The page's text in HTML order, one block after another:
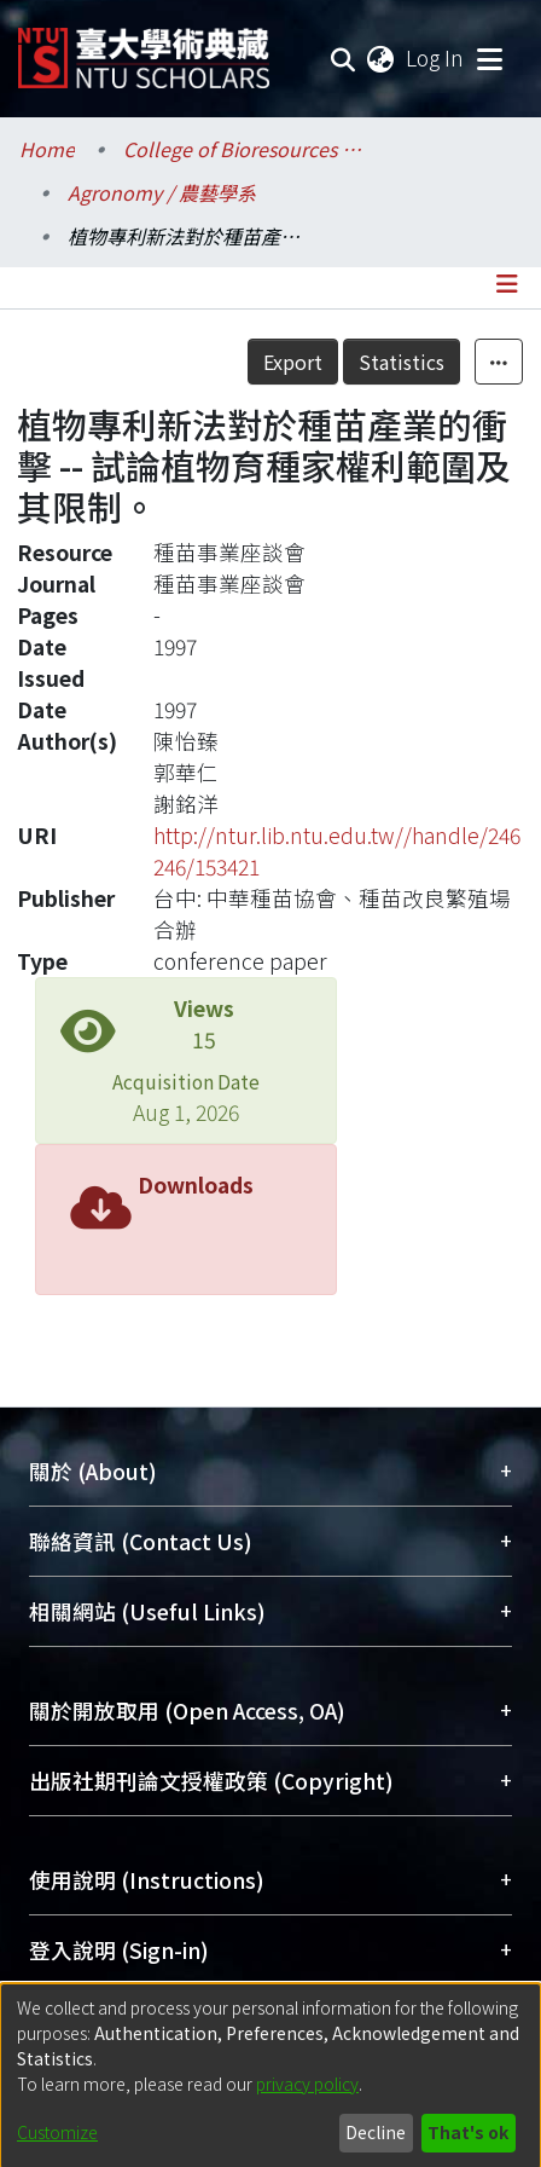
Log In
Communities & Collections
Research Outputs
Statistics
Home
College of Bioresources and Agriculture / 生物資源暨農學院
Agronomy / 農藝學系
植物專利新法對於種苗產業的衝擊 -- 試論植物育種家權利範圍及其限制。
Details
Export Statistics
植物專利新法對於種苗產業的衝
擊 -- 試論植物育種家權利範圍及
其限制。
Resource
種苗事業座談會
Journal
種苗事業座談會
Pages
-
Date
Issued
1997
Date
1997
Author(s)
陳怡臻
郭華仁
謝銘洋
URI
http://ntur.lib.ntu.edu.tw//handle/246
246/153421
Publisher
台中: 中華種苗協會、種苗改良繁殖場
合辦
Type
conference paper
Views
15
Acquisition Date
Aug 1, 2026
Downloads
關於 (About) +
臺大位居世界頂尖大學之列，為永久珍藏及向國際
展現本校豐碩的研究成果及學術能量，圖書館整合
機構典藏（NTUR）與學術庫（AH）不同功能平
台，成為臺大學術典藏NTU scholars。期能整合研
成果。
To permanently archive and promote researcher
profiles and scholarly works, Library integrates the
services of “NTU Repository” with “Academic
聯絡資訊 (Contact Us) +
總館學科館員(Main Library)
醫學圖書館學科館員(Medical Library)
Sciences Library)
相關網站 (Useful Links) +
關於開放取用 (Open Access, OA) +
開放取用是從使用者角度提升資訊取用性的社會運
動，應用在學術研究上是透過將研究著作公開供使
用逐年攀升。同時可加速研究發展、提升研究影響
Archive）平台。 （點選深入了解OA）
出版社期刊論文授權政策 (Copyright) +
含部分內容的版權非匯入者所有，或由第三方贊
助與合作完成，請確認該版權所有者及第三方同
意提供此授權。
Please represent that the submission is your
original work, and that you have the right to
grant the rights to upload.
若欲上傳已出版的全文電子檔，可使用
policy finder
網站查詢，以確認出版單位之版權
政策。
使用說明 (Instructions) +
網站簡介(Quickstart Guide)
使用手冊(Instruction Manual)
線上預約服務(Booking Service)
登入說明 (Sign-in) +
方案一：臺灣大學計算機中心帳號登入
(With C&INC Email Account)
方案二：ORCID帳號登入(With ORCID)
匯入著作 (Submission) +
方案一：定期更新ORCID者，以ID匯入
for identifier (ORCID))
方案二：
(Default mode Submission)
Built withDSpace-CRIS software
- Extension maintained and optimized
We collect and process your personal information for the following
purposes: Authentication, Preferences, Acknowledgement and
Statistics.
To learn more, please read our privacy policy.
Customize Decline That's ok